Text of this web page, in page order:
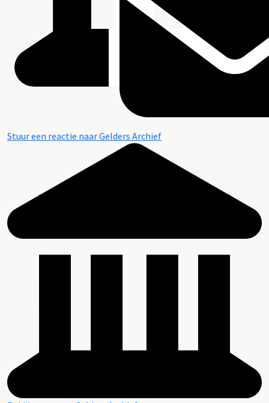
Stuur een reactie naar Gelders Archief